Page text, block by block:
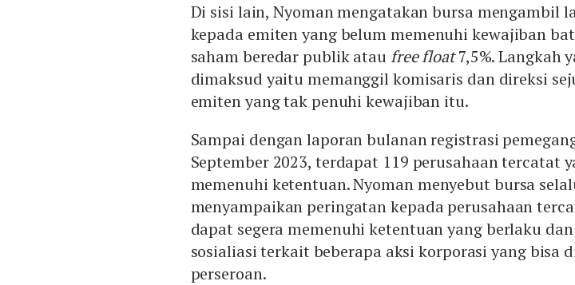
Di sisi lain, Nyoman mengatakan bursa mengambil
kepada emiten yang belum memenuhi kewajiban
saham beredar publik atau free float7,5%. Langkah
dimaksud yaitu memanggil komisaris dan direksi
emiten yang tak penuhi kewajiban itu.
Sampai dengan laporan bulanan registrasi
September 2023, terdapat 119 perusahaan tercatat
memenuhi ketentuan. Nyoman menyebut bursa
menyampaikan peringatan kepada perusahaan
dapat segera memenuhi ketentuan yang berlaku
sosialiasi terkait beberapa aksi korporasi yang bisa
perseroan.